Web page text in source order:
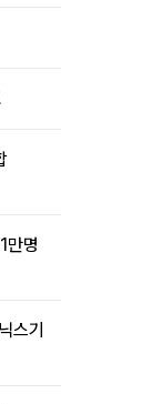
만명
스기